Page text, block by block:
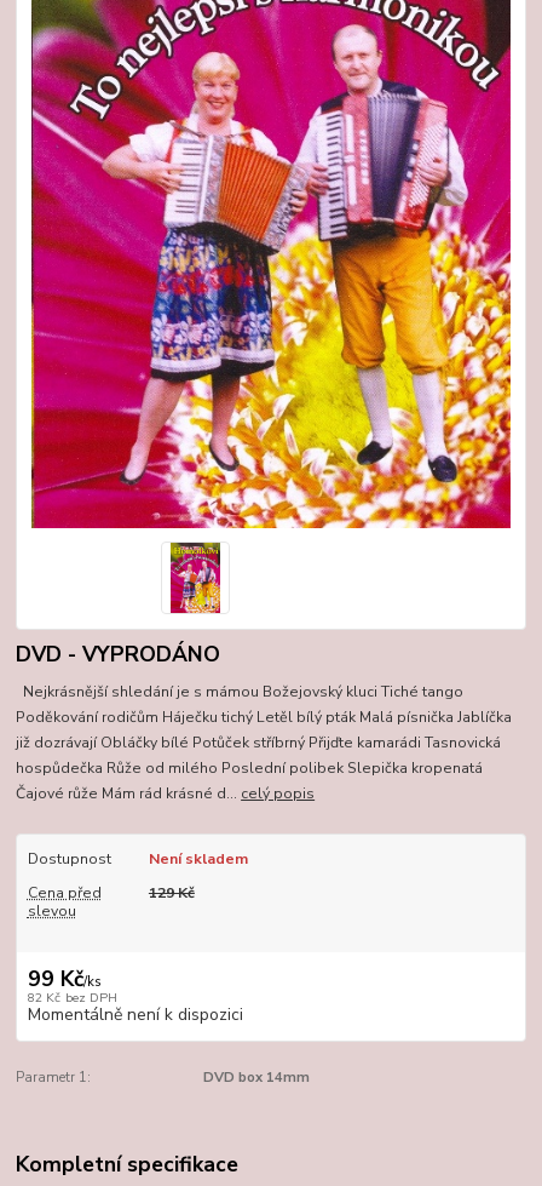
DVD - VYPRODÁNO
Nejkrásnější shledání je s mámou Božejovský kluci Tiché tango
Poděkování rodičům Háječku tichý Letěl bílý pták Malá písnička Jablíčka
již dozrávají Obláčky bílé Potůček stříbrný Přijďte kamarádi Tasnovická
hospůdečka Růže od milého Poslední polibek Slepička kropenatá
Čajové růže Mám rád krásné d... celý popis
Dostupnost
Není skladem
Cena před
slevou
129 Kč
99 Kč/ks
82 Kč bez DPH
Momentálně není k dispozici
Parametr 1: DVD box 14mm
Kompletní specifikace